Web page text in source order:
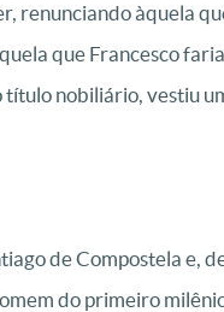
renunciando àquela
que Francesco
nobiliário, vestiu
de Compostela e,
do primeiro